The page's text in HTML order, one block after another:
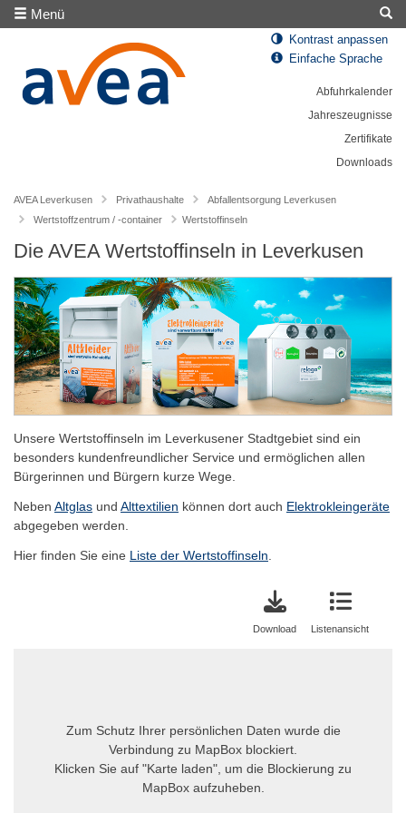
Menü
Kontrast anpassen
Einfache Sprache
Abfuhrkalender
Jahreszeugnisse
Zertifikate
Downloads
AVEA Leverkusen Privathaushalte
Abfallentsorgung Leverkusen
Wertstoffzentrum / -container
Wertstoffinseln
Die AVEA Wertstoffinseln in Leverkusen
Unsere Wertstoffinseln im Leverkusener Stadtgebiet sind ein
besonders kundenfreundlicher Service und ermöglichen allen
Bürgerinnen und Bürgern kurze Wege.
Neben Altglas und Alttextilien können dort auch Elektrokleingeräte
abgegeben werden.
Hier finden Sie eine Liste der Wertstoffinseln